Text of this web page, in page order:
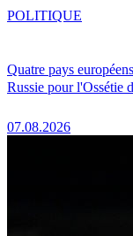
Quatre pays
Russie pour l'Ossétie
07.08.2026
POLITIQUE